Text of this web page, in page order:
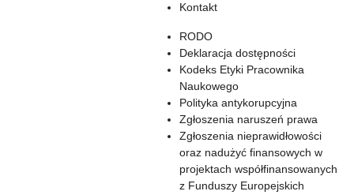
Kontakt
RODO
Deklaracja dostępności
Kodeks Etyki Pracownika
Naukowego
Polityka antykorupcyjna
Zgłoszenia naruszeń prawa
Zgłoszenia nieprawidłowości
oraz nadużyć finansowych w
projektach współfinansowanych
z Funduszy Europejskich